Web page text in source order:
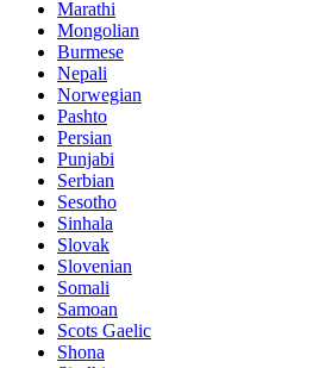
Marathi
Mongolian
Burmese
Nepali
Norwegian
Pashto
Persian
Punjabi
Serbian
Sesotho
Sinhala
Slovak
Slovenian
Somali
Samoan
Scots Gaelic
Shona